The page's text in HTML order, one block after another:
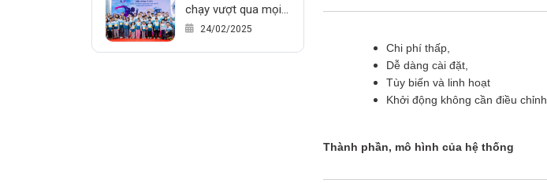
Chi phí thấp,
Dễ dàng cài đặt,
Tùy biến và linh hoạt
Khởi động không cần điều chỉnh
Thành phần, mô hình của hệ thống
chạy vượt qua mọi
giới hạn - Chào
24/02/2025